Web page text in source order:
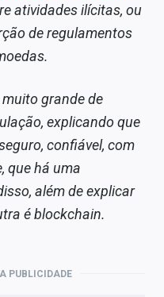
atividades ilícitas, ou
de regulamentos
grande de
explicando que
confiável, com
que há uma
além de explicar
é blockchain.
PUBLICIDADE